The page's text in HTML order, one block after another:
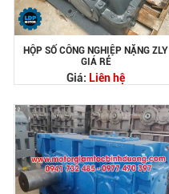
HỘP SỐ CÔNG NGHIỆP NẶNG ZLY
GIÁ RẺ
Giá: Liên hệ